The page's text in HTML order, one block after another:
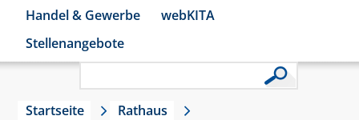
Handel & Gewerbe
webKITA
Stellenangebote
Startseite
Rathaus